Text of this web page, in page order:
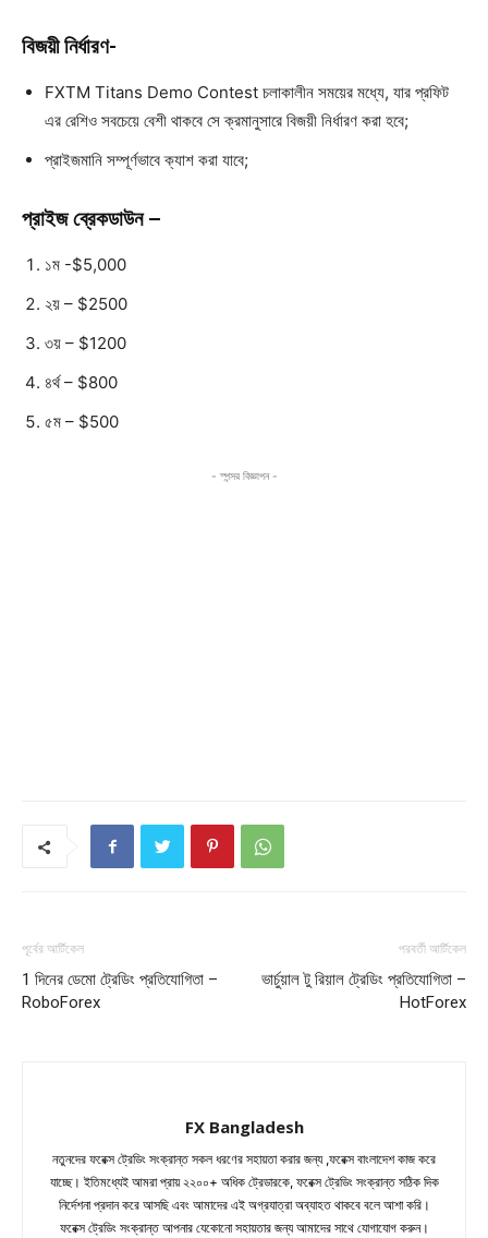
বিজয়ী নির্ধারণ-
FXTM Titans Demo Contest চলাকালীন সময়ের মধ্যে, যার প্রফিট
এর রেশিও সবচেয়ে বেশী থাকবে সে ক্রমানুসারে বিজয়ী নির্ধারণ করা হবে;
প্রাইজমানি সম্পূর্ণভাবে ক্যাশ করা যাবে;
প্রাইজ ব্রেকডাউন –
১ম -$5,000
২য় – $2500
৩য় – $1200
৪র্থ – $800
৫ম – $500
- স্পন্সর বিজ্ঞাপন -
পূর্বের আর্টিকেল
1 দিনের ডেমো ট্রেডিং প্রতিযোগিতা –
RoboForex
পরবর্তী আর্টিকেল
ভার্চুয়াল টু রিয়াল ট্রেডিং প্রতিযোগিতা –
HotForex
FX Bangladesh
নতুনদের ফরেক্স ট্রেডিং সংক্রান্ত সকল ধরণের সহায়তা করার জন্য ,ফরেক্স বাংলাদেশ কাজ করে
যাচ্ছে। ইতিমধ্যেই আমরা প্রায় ২২০০+ অধিক ট্রেডারকে, ফরেক্স ট্রেডিং সংক্রান্ত সঠিক দিক
নির্দেশনা প্রদান করে আসছি এবং আমাদের এই অগ্রযাত্রা অব্যাহত থাকবে বলে আশা করি।
ফরেক্স ট্রেডিং সংক্রান্ত আপনার যেকোনো সহায়তার জন্য আমাদের সাথে যোগাযোগ করুন।